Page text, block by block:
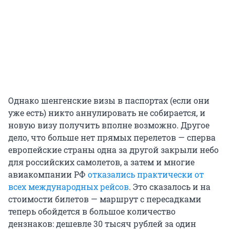
Однако шенгенские визы в паспортах (если они
уже есть) никто аннулировать не собирается, и
новую визу получить вполне возможно. Другое
дело, что больше нет прямых перелетов — сперва
европейские страны одна за другой закрыли небо
для российских самолетов, а затем и многие
авиакомпании РФ отказались практически от
всех международных рейсов. Это сказалось и на
стоимости билетов — маршрут с пересадками
теперь обойдется в большое количество
дензнаков: дешевле 30 тысяч рублей за один